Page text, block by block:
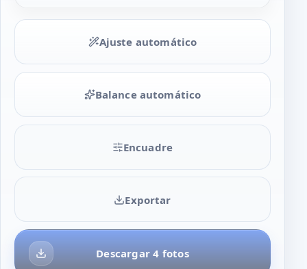
Ajuste automático
Balance automático
Encuadre
Descargar 4 fotos
Exportar